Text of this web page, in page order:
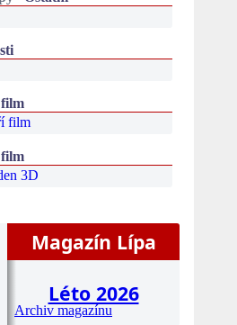
film
film
film
3D
Magazín Lípa
Léto 2026
Archiv magazínu